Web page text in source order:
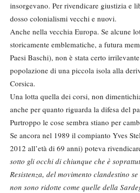
insorgevano. Per rivendicare giustizia e
dosso colonialismi vecchi e nuovi.
Anche nella vecchia Europa. Se alcune
storicamente emblematiche, a futura
Paesi Baschi), non è stata certo
popolazione di una piccola isola alla
Corsica.
Una lotta quella dei corsi, non
anche per quanto riguarda la difesa del
Purtroppo le cose sembra stiano per
Se ancora nel 1989 il compianto Yves
2012 all’età di 69 anni) poteva
sotto gli occhi di chiunque che è
Resistenza, del movimento clandestino
non sono ridotte come quelle della